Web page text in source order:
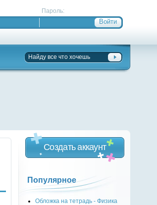
Пароль:
Создать аккаунт
Популярное
Обложка на тетрадь - Физика